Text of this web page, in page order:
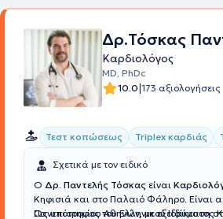
Δρ.Τόσκας
Καρδιολόγος
MD, PhDc
10.0|173 αξιολογήσεις
Τεστ κοπώσεως Triplex καρδιάς
Σχετικά με τον ειδικό
Ο Δρ. Παντελής Τόσκας είναι
Κηφισιά και στο Παλαιό Φάληρο. Είναι
Πανεπιστημίου Αθηνών, με εξειδίκευση
Ως υπότροφος του Ελληνικού Ιδρύματος